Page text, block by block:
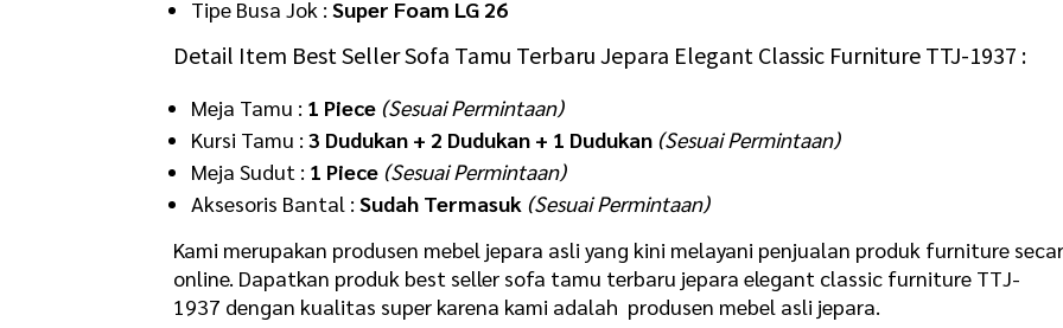
Tipe Busa Jok :Super Foam LG 26
Detail Item Best Seller Sofa Tamu Terbaru Jepara Elegant Classic Furniture TTJ-1937 :
Meja Tamu : 1 Piece (Sesuai Permintaan)
Kursi Tamu :3 Dudukan + 2 Dudukan + 1 Dudukan (Sesuai Permintaan)
Meja Sudut : 1 Piece (Sesuai Permintaan)
Aksesoris Bantal :Sudah Termasuk (Sesuai Permintaan)
Kami merupakan produsen mebel jepara asli yang kini melayani penjualan produk furniture
online. Dapatkan produk best seller sofa tamu terbaru jepara elegant classic furniture TTJ-
1937 dengan kualitas super karena kami adalah produsen mebel asli jepara.